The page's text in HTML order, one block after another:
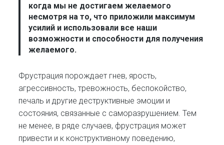
когда мы не достигаем желаемого
несмотря на то, что приложили максимум
усилий и использовали все наши
возможности и способности для получения
желаемого.
Фрустрация порождает гнев, ярость,
агрессивность, тревожность, беспокойство,
печаль и другие деструктивные эмоции и
состояния, связанные с саморазрушением. Тем
не менее, в ряде случаев, фрустрация может
привести и к конструктивному поведению,